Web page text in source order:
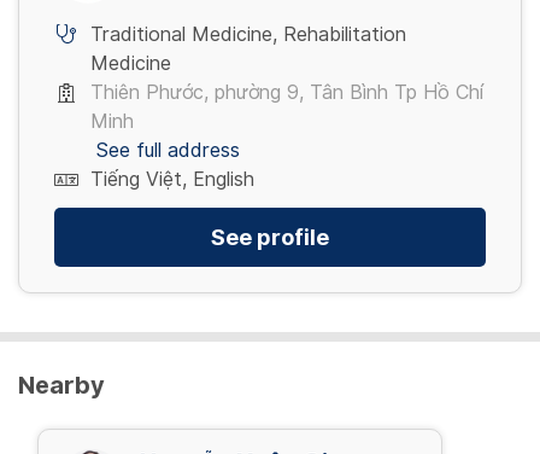
2,450,000 VND/ Gói
Traditional Medicine, Rehabilitation
Medicine
Thiên Phước, phường 9, Tân Bình Tp Hồ Chí
Minh
See full address
Tiếng Việt, English
See profile
Nearby